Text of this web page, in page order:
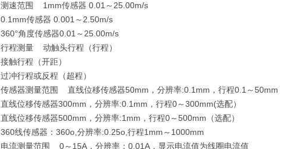
测速范围 1mm传感器 0.01～25.00m/s
0.1mm传感器 0.001～2.50m/s
360°角度传感器0.01～25.00m/s
行程测量 动触头行程（行程）
接触行程（开距）
过冲行程或反程（超程）
传感器测量范围 直线位移传感器50mm，分辨率:0.1mm，行程0.1～50mm
直线位移传感器300mm，分辨率:0.1mm，行程0～300mm(选配）
直线位移传感器500mm，分辨率:1mm，行程0～500mm（选配）
360线传感器：360о,分辨率:0.25о,行程1mm～1000mm
电流测量范围 0～15A，分辨率：0.01A，显示电流值为线圈电流值